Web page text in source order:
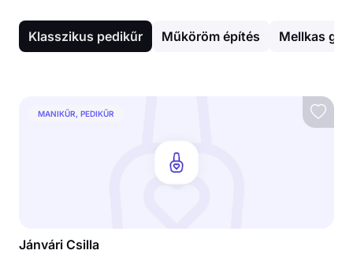
Klasszikus pedikűr Műköröm építés Mellkas
MANIKŰR, PEDIKŰR
Jánvári Csilla